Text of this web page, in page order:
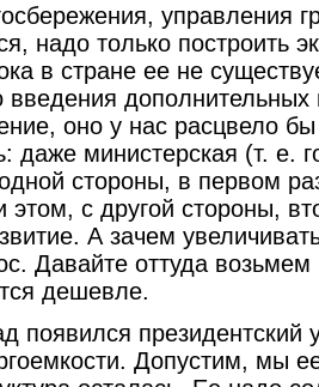
управления
надо только построить
в стране ее не
введения
оно у нас расцвело
даже министерская (т. е.
стороны, в первом
с другой стороны,
А зачем
Давайте оттуда
дешевле.
появился президентский
Допустим, мы